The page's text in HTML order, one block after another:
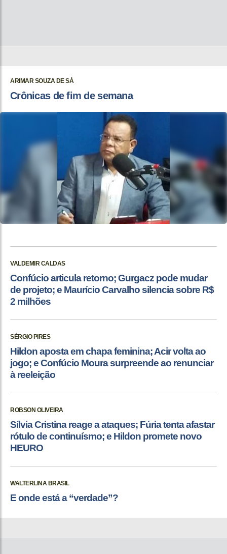
ARIMAR SOUZA DE SÁ
Crônicas de fim de semana
VALDEMIR CALDAS
Confúcio articula retorno; Gurgacz pode mudar
de projeto; e Maurício Carvalho silencia sobre R$
2 milhões
SÉRGIO PIRES
Hildon aposta em chapa feminina; Acir volta ao
jogo; e Confúcio Moura surpreende ao renunciar
à reeleição
ROBSON OLIVEIRA
Sílvia Cristina reage a ataques; Fúria tenta afastar
rótulo de continuísmo; e Hildon promete novo
HEURO
WALTERLINA BRASIL
E onde está a “verdade”?